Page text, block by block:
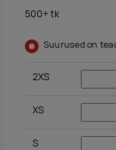
500+tk
Suurused on
2XS
XS
S